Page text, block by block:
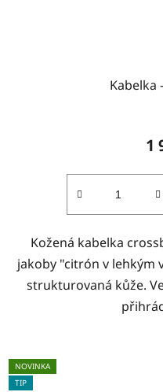
Kabelka
1
Kožená kabelka
jakoby "citrón v lehkým
strukturovaná kůže.
NOVINKA
TIP